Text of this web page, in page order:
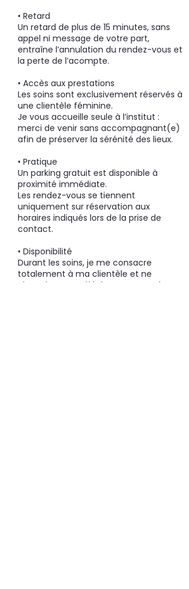
• Retard
Un retard de plus de 15 minutes, sans
appel ni message de votre part,
entraîne l’annulation du rendez-vous et
la perte de l’acompte.
• Accès aux prestations
Les soins sont exclusivement réservés à
une clientèle féminine.
Je vous accueille seule à l’institut :
merci de venir sans accompagnant(e)
afin de préserver la sérénité des lieux.
• Pratique
Un parking gratuit est disponible à
proximité immédiate.
Les rendez-vous se tiennent
uniquement sur réservation aux
horaires indiqués lors de la prise de
contact.
• Disponibilité
Durant les soins, je me consacre
totalement à ma clientèle et ne
répond pas au téléphone. En cas de